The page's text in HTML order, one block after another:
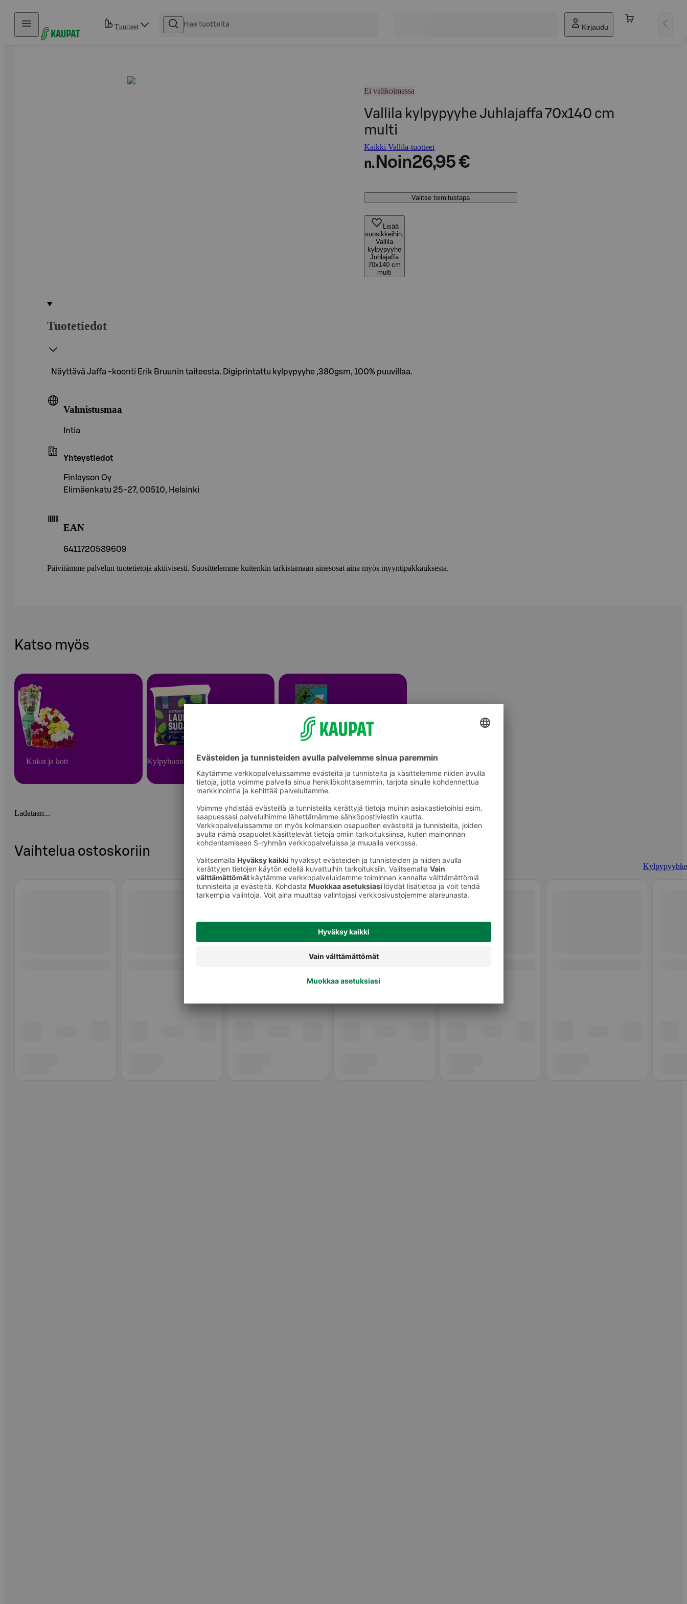
Hyppää sisältöön
Tuotteet Kirjaudu
Ei valikoimassa
Vallila kylpypyyhe Juhlajaffa 70x140 cm
multi
Kaikki Vallila-tuotteet
n. Noin26,95 €
Valitse toimitustapa
Lisää
suosikkeihin,
Vallila
kylpypyyhe
Juhlajaffa
70x140 cm
multi
Tuotetiedot
Näyttävä Jaffa -koonti Erik Bruunin taiteesta. Digiprintattu kylpypyyhe ,380gsm, 100% puuvillaa.
Valmistusmaa
Intia
Yhteystiedot
Finlayson Oy
Elimäenkatu 25-27, 00510, Helsinki
EAN
6411720589609
Päivitämme palvelun tuotetietoja aktiivisesti. Suosittelemme kuitenkin tarkistamaan ainesosat aina myös myyntipakkauksesta.
Katso myös
Kukat ja koti Kylpyhuone ja sauna Kylpypyyhkeet
Ladataan...
Vaihtelua ostoskoriin